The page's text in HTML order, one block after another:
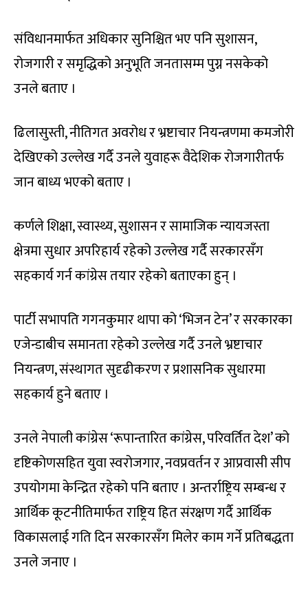
संविधानमार्फत अधिकार सुनिश्चित भए पनि सुशासन,
रोजगारी र समृद्धिको अनुभूति जनतासम्म पुग्न नसकेको
उनले बताए ।
ढिलासुस्ती, नीतिगत अवरोध र भ्रष्टाचार नियन्त्रणमा कमजोरी
देखिएको उल्लेख गर्दै उनले युवाहरू वैदेशिक रोजगारीतर्फ
जान बाध्य भएको बताए ।
कर्णले शिक्षा, स्वास्थ्य, सुशासन र सामाजिक न्यायजस्ता
क्षेत्रमा सुधार अपरिहार्य रहेको उल्लेख गर्दै सरकारसँग
सहकार्य गर्न कांग्रेस तयार रहेको बताएका हुन् ।
पार्टी सभापति गगनकुमार थापा को ‘भिजन टेन’ र सरकारका
एजेन्डाबीच समानता रहेको उल्लेख गर्दै उनले भ्रष्टाचार
नियन्त्रण, संस्थागत सुदृढीकरण र प्रशासनिक सुधारमा
सहकार्य हुने बताए ।
उनले नेपाली कांग्रेस ‘रूपान्तारित कांग्रेस, परिवर्तित देश’ को
दृष्टिकोणसहित युवा स्वरोजगार, नवप्रवर्तन र आप्रवासी सीप
उपयोगमा केन्द्रित रहेको पनि बताए । अन्तर्राष्ट्रिय सम्बन्ध र
आर्थिक कूटनीतिमार्फत राष्ट्रिय हित संरक्षण गर्दै आर्थिक
विकासलाई गति दिन सरकारसँग मिलेर काम गर्ने प्रतिबद्धता
उनले जनाए ।